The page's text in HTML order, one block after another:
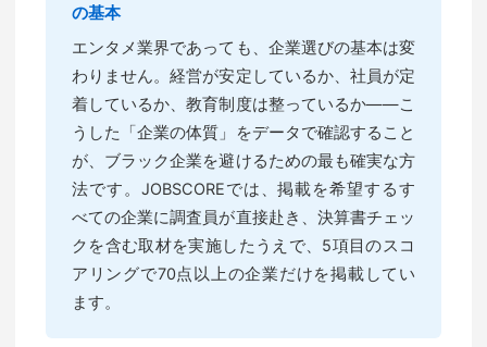
の基本
エンタメ業界であっても、企業選びの基本は変
わりません。経営が安定しているか、社員が定
着しているか、教育制度は整っているか——こ
うした「企業の体質」をデータで確認すること
が、ブラック企業を避けるための最も確実な方
法です。JOBSCOREでは、掲載を希望するす
べての企業に調査員が直接赴き、決算書チェッ
クを含む取材を実施したうえで、5項目のスコ
アリングで70点以上の企業だけを掲載してい
ます。